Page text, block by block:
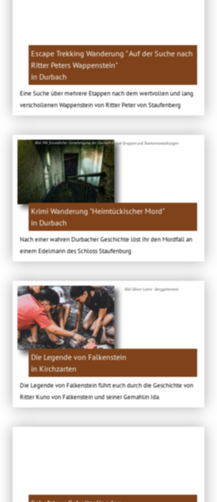
Escape Trekking Wanderung " Auf der Suche nach
Ritter Peters Wappenstein"
in Durbach
Eine Suche über mehrere Etappen nach dem wertvollen und lang
verschollenen Wappenstein von Ritter Peter von Staufenberg
Bild: Mit freundlicher Genehmigung der Durbach Event Gruppen und Teamveranstaltungen
Krimi Wanderung "Heimtückischer Mord"
in Durbach
Nach einer wahren Durbacher Geschichte löst Ihr den Mordfall an
einem Edelmann des Schloss Staufenburg
Bild: Oliver Lohre - Berggeheimnis
Die Legende von Falkenstein
in Kirchzarten
Die Legende von Falkenstein führt euch durch die Geschichte von
Ritter Kuno von Falkenstein und seiner Gemahlin Ida.